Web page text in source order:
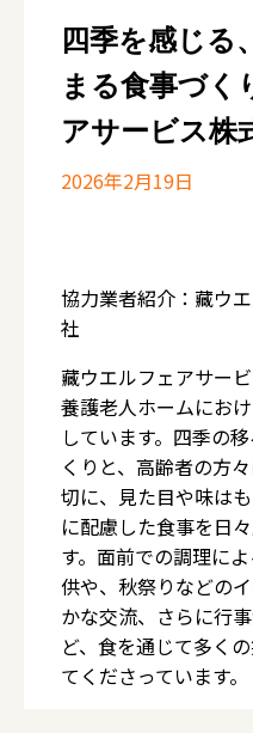
四季を感じる
まる食事づく
アサービス株
2026年2月19日
協力業者紹介：藏ウ
社
藏ウエルフェアサー
養護老人ホームにお
しています。四季の
くりと、高齢者の方
切に、見た目や味は
に配慮した食事を日
す。面前での調理に
供や、秋祭りなどの
かな交流、さらに行
ど、食を通じて多く
てくださっています。